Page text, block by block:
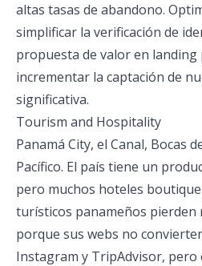
altas tasas de abandono.
simplificar la verificación de
propuesta de valor en landing
incrementar la captación de
significativa.
Tourism and Hospitality
Panamá City, el Canal, Bocas
Pacífico. El país tiene un
pero muchos hoteles
turísticos panameños pierden
porque sus webs no
Instagram y TripAdvisor, pero